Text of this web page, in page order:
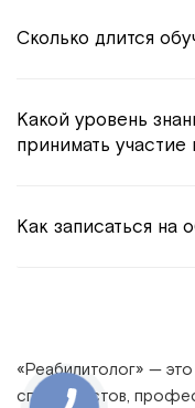
Сколько длится
Какой уровень
принимать участие
Как записаться на
«Реабилитолог» —
специалистов,